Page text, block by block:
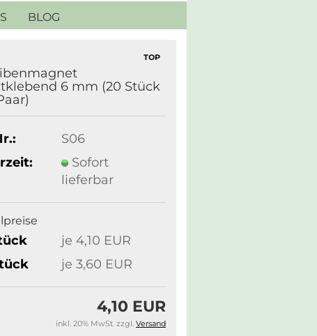
BLOG
TOP
6 mm (20 Stück
S06
Sofort
lieferbar
je 4,10 EUR
je 3,60 EUR
4,10 EUR
inkl. 20% MwSt. zzgl. Versand